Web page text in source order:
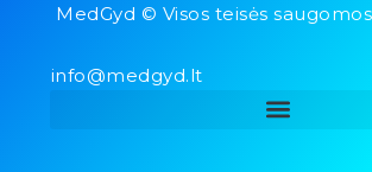
MedGyd © Visos teisės
info@medgyd.lt